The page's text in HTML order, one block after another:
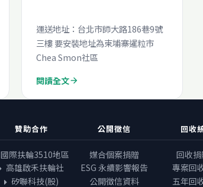
運送地址：台北市師大路186巷9號
三樓 要安裝地址為柬埔寨暹粒市
Chea Smon社區
閱讀全文arrow_forward
贊助合作
國際扶輪3510地區
高雄啟禾扶輪社
矽聯科技(股)
公開徵信
媒合個案捐贈
ESG 永續影響報告
公開徵信資料
回收
回收
專案回
五年回